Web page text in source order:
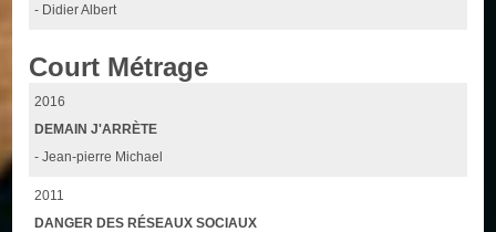
- Didier Albert
Court Métrage
2016
DEMAIN J'ARRÈTE
- Jean-pierre Michael
2011
DANGER DES RÉSEAUX SOCIAUX